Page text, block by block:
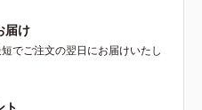
届け
でご注文の翌日にお届けいたし